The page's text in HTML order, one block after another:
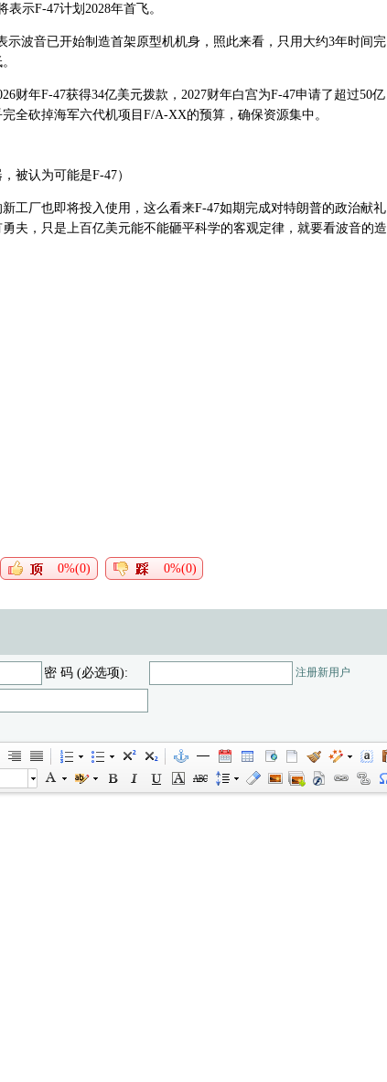
示F-47计划2028年首飞。
示波音已开始制造首架原型机机身，照此来看，只用大约3年时间完
财年F-47获得34亿美元拨款，2027财年白宫为F-47申请了超过50亿
全砍掉海军六代机项目F/A-XX的预算，确保资源集中。
被认为可能是F-47）
工厂也即将投入使用，这么看来F-47如期完成对特朗普的政治献礼
夫，只是上百亿美元能不能砸平科学的客观定律，就要看波音的造
0%(0) 0%(0)
密 码 (必选项): 注册新用户